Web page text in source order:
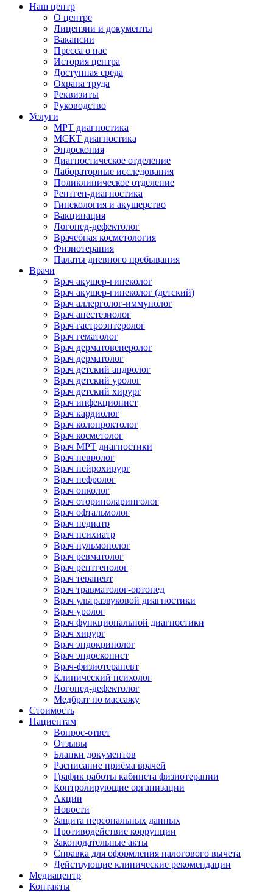
Наш центр
О центре
Лицензии и документы
Вакансии
Пресса о нас
История центра
Доступная среда
Охрана труда
Реквизиты
Руководство
Услуги
МРТ диагностика
МСКТ диагностика
Эндоскопия
Диагностическое отделение
Лабораторные исследования
Поликлиническое отделение
Рентген-диагностика
Гинекология и акушерство
Вакцинация
Логопед-дефектолог
Врачебная косметология
Физиотерапия
Палаты дневного пребывания
Врачи
Врач акушер-гинеколог
Врач акушер-гинеколог (детский)
Врач аллерголог-иммунолог
Врач анестезиолог
Врач гастроэнтеролог
Врач гематолог
Врач дерматовенеролог
Врач дерматолог
Врач детский андролог
Врач детский уролог
Врач детский хирург
Врач инфекционист
Врач кардиолог
Врач колопроктолог
Врач косметолог
Врач МРТ диагностики
Врач невролог
Врач нейрохирург
Врач нефролог
Врач онколог
Врач оториноларинголог
Врач офтальмолог
Врач педиатр
Врач психиатр
Врач пульмонолог
Врач ревматолог
Врач рентгенолог
Врач терапевт
Врач травматолог-ортопед
Врач ультразвуковой диагностики
Врач уролог
Врач функциональной диагностики
Врач хирург
Врач эндокринолог
Врач эндоскопист
Врач-физиотерапевт
Клинический психолог
Логопед-дефектолог
Медбрат по массажу
Стоимость
Пациентам
Вопрос-ответ
Отзывы
Бланки документов
Расписание приёма врачей
График работы кабинета физиотерапии
Контролирующие организации
Акции
Новости
Защита персональных данных
Противодействие коррупции
Законодательные акты
Справка для оформления налогового вычета
Действующие клинические рекомендации
Медиацентр
Контакты